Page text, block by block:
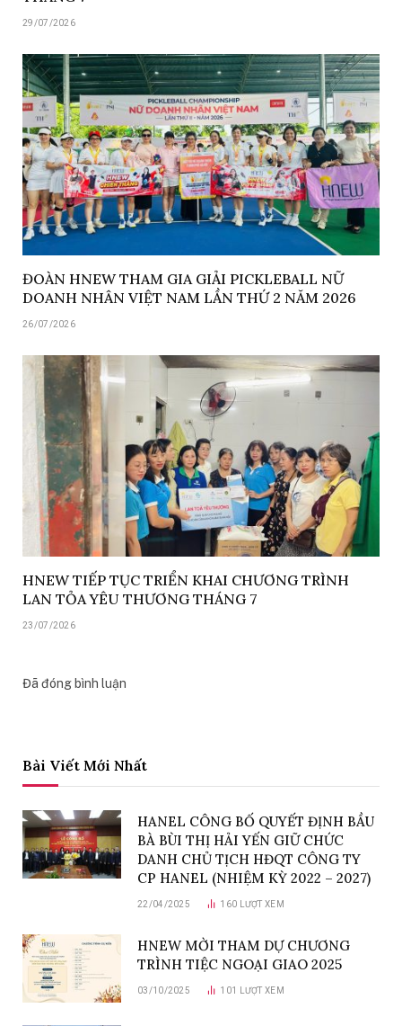
29/07/2026
ĐOÀN HNEW THAM GIA GIẢI PICKLEBALL NỮ
DOANH NHÂN VIỆT NAM LẦN THỨ 2 NĂM 2026
26/07/2026
HNEW TIẾP TỤC TRIỂN KHAI CHƯƠNG TRÌNH
LAN TỎA YÊU THƯƠNG THÁNG 7
23/07/2026
Đã đóng bình luận
Bài Viết Mới Nhất
HANEL CÔNG BỐ QUYẾT ĐỊNH BẦU
BÀ BÙI THỊ HẢI YẾN GIỮ CHỨC
DANH CHỦ TỊCH HĐQT CÔNG TY
CP HANEL (NHIỆM KỲ 2022 – 2027)
22/04/2025 160 LƯỢT XEM
HNEW MỜI THAM DỰ CHƯƠNG
TRÌNH TIỆC NGOẠI GIAO 2025
03/10/2025 101 LƯỢT XEM